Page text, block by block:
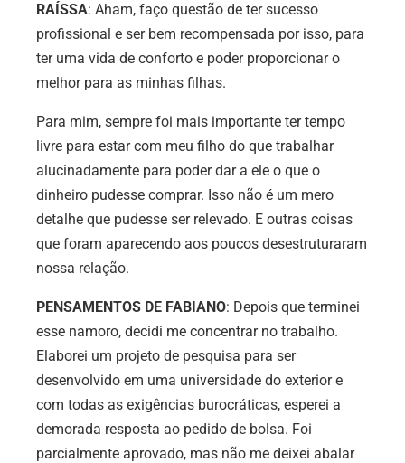
RAÍSSA: Aham, faço questão de ter sucesso
profissional e ser bem recompensada por isso, para
ter uma vida de conforto e poder proporcionar o
melhor para as minhas filhas.
Para mim, sempre foi mais importante ter tempo
livre para estar com meu filho do que trabalhar
alucinadamente para poder dar a ele o que o
dinheiro pudesse comprar. Isso não é um mero
detalhe que pudesse ser relevado. E outras coisas
que foram aparecendo aos poucos desestruturaram
nossa relação.
PENSAMENTOS DE FABIANO: Depois que terminei
esse namoro, decidi me concentrar no trabalho.
Elaborei um projeto de pesquisa para ser
desenvolvido em uma universidade do exterior e
com todas as exigências burocráticas, esperei a
demorada resposta ao pedido de bolsa. Foi
parcialmente aprovado, mas não me deixei abalar